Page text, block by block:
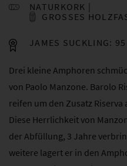
NATURKORK
GROSSES
JAMES SUCKLING: 95
Drei kleine Amphoren
von Paolo Manzone. Barolo
reifen um den Zusatz
Diese Herrlichkeit von
der Abfüllung, 3 Jahre
weitere lagert er in den